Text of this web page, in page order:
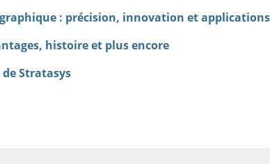
: précision, innovation et
histoire et plus encore
Stratasys